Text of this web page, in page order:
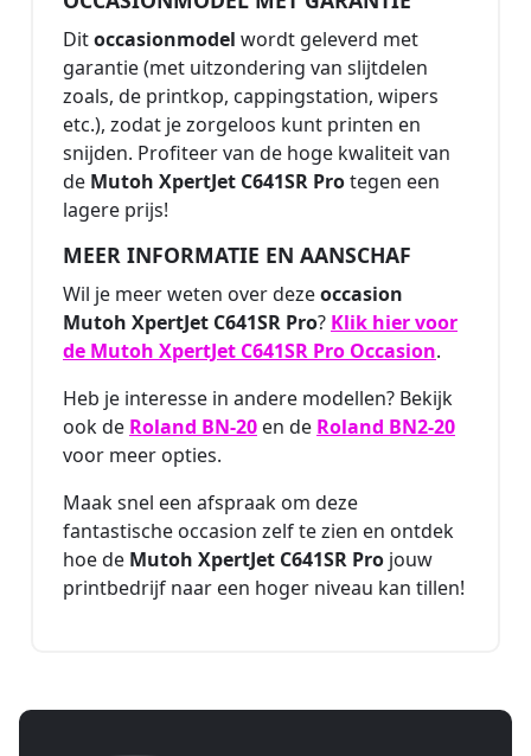
Ditoccasionmodel wordt geleverd met
garantie (met uitzondering van slijtdelen
zoals, de printkop, cappingstation, wipers
etc.), zodat je zorgeloos kunt printen en
snijden. Profiteer van de hoge kwaliteit van
de Mutoh XpertJet C641SR Protegen een
lagere prijs!
MEER INFORMATIE EN AANSCHAF
Wil je meer weten over dezeoccasion
Mutoh XpertJet C641SR Pro? Klik hier voor
de Mutoh XpertJet C641SR Pro Occasion.
Heb je interesse in andere modellen? Bekijk
ook de Roland BN-20 en de Roland BN2-20
voor meer opties.
Maak snel een afspraak om deze
fantastische occasion zelf te zien en ontdek
hoe de Mutoh XpertJet C641SR Pro jouw
printbedrijf naar een hoger niveau kan tillen!